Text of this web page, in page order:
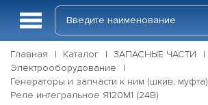
Главная Каталог
ЗАПАСНЫЕ ЧАСТИ
Электрооборудование
Генераторы и запчасти к ним (шкив, муфта)
Реле интегральное Я120М1 (24В)